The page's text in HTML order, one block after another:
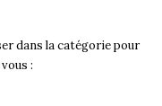
dans la catégorie pour
: